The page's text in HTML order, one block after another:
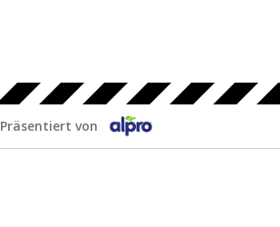
Präsentiert von